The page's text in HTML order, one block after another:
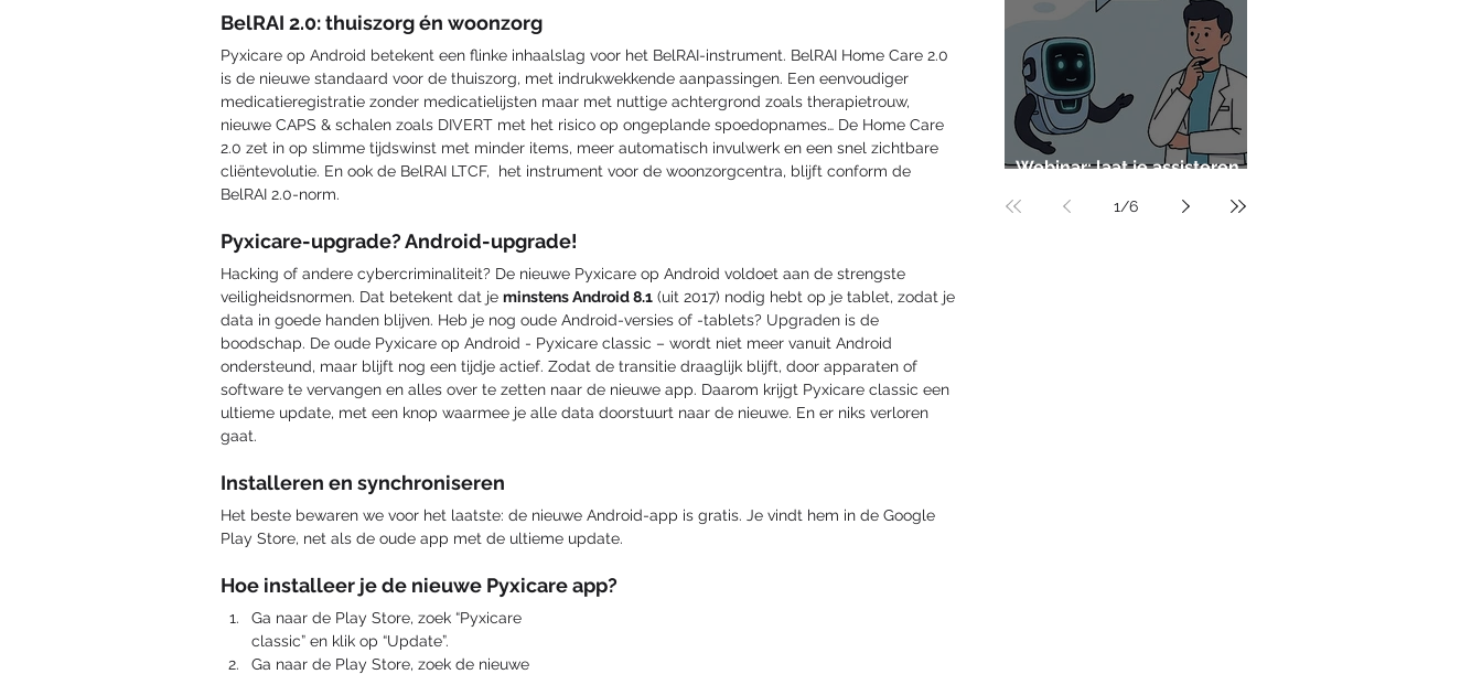
BelRAI 2.0: thuiszorg én woonzorg
Pyxicare op Android betekent een flinke inhaalslag voor het BelRAI-instrument. BelRAI Home Care 2.0
is de nieuwe standaard voor de thuiszorg, met indrukwekkende aanpassingen. Een eenvoudiger
medicatieregistratie zonder medicatielijsten maar met nuttige achtergrond zoals therapietrouw,
nieuwe CAPS & schalen zoals DIVERT met het risico op ongeplande spoedopnames… De Home Care
2.0 zet in op slimme tijdswinst met minder items, meer automatisch invulwerk en een snel zichtbare
cliëntevolutie. En ook de BelRAI LTCF,  het instrument voor de woonzorgcentra, blijft conform de
BelRAI 2.0-norm.
Pyxicare-upgrade? Android-upgrade!
Hacking of andere cybercriminaliteit? De nieuwe Pyxicare op Android voldoet aan de strengste
veiligheidsnormen. Dat betekent dat je minstens Android 8.1 (uit 2017) nodig hebt op je tablet, zodat je
data in goede handen blijven. Heb je nog oude Android-versies of -tablets? Upgraden is de
boodschap. De oude Pyxicare op Android - Pyxicare classic – wordt niet meer vanuit Android
ondersteund, maar blijft nog een tijdje actief. Zodat de transitie draaglijk blijft, door apparaten of
software te vervangen en alles over te zetten naar de nieuwe app. Daarom krijgt Pyxicare classic een
ultieme update, met een knop waarmee je alle data doorstuurt naar de nieuwe. En er niks verloren
gaat.
Installeren en synchroniseren
Het beste bewaren we voor het laatste: de nieuwe Android-app is gratis. Je vindt hem in de Google
Play Store, net als de oude app met de ultieme update.
Hoe installeer je de nieuwe Pyxicare app?
Ga naar de Play Store, zoek “Pyxicare
classic” en klik op “Update”.
Ga naar de Play Store, zoek de nieuwe
Webinar: laat je assisteren
1/6